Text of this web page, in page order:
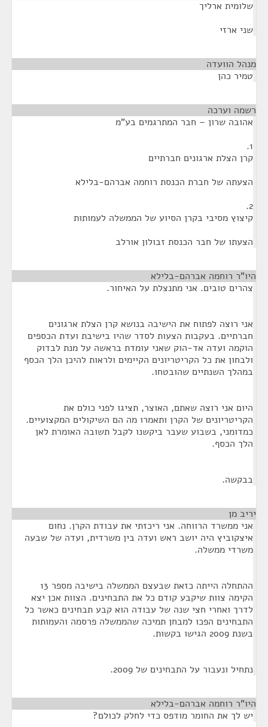
שלומית ארליך
שני ארזי
מנהל הוועדה
טמיר כהן
רשמה וערכה
אהובה שרון – חבר המתרגמים בע"מ
1.
קרן הצלת ארגונים חברתיים
הצעתה של חברת הכנסת רוחמה אברהם-בלילא
2.
קיצוץ מסיבי בקרן הסיוע של הממשלה לעמותות
הצעתו של חבר הכנסת זבולון אורלב
היו"ר רוחמה אברהם-בלילא
צהרים טובים. אני מתנצלת על האיחור.
אני רוצה לפתוח את הישיבה בנושא קרן הצלת ארגונים
חברתיים. בעקבות הצעות לסדר שהיו בישיבת ועדת הכספים
הוקמה ועדה אד-הוק שאני עומדת בראשה על מנת לבדוק
ולבחון את כל הקריטריונים הקיימים ולראות להיכן הלך הכסף
במהלך השנתיים שהובטחו.
היום אני רוצה שאתם, האוצר, תציגו לפני כולם את
הקריטריונים של הקרן ותאמרו מה הם השיקולים המקצועיים.
כמדומני, בשבוע שעבר ביקשנו לקבל תשובה האומרת לאן
הלך הכסף.
בבקשה.
יריב מן
אני ממשרד הרווחה. אני ריכזתי את עבודת הקרן. נחום
איצקוביץ היה יושב ראש ועדה בין משרדית, ועדה של שבעה
משרדי ממשלה.
ההתחלה הייתה כזאת שבעצם הממשלה בישיבה מספר 13
הקימה צוות שיקבע קודם כל את התבחינים. הצוות אכן יצא
לדרך ואחרי חצי שנה של עבודה הוא קבע תבחינים כאשר כל
התבחינים הפכו למבחן תמיכה שהממשלה פרסמה והעמותות
בשנת 2009 הגישו בקשות.
נתחיל ונעבור על התבחינים של 2009.
היו"ר רוחמה אברהם-בלילא
יש לך את החומר מודפס כדי לחלק לכולם?